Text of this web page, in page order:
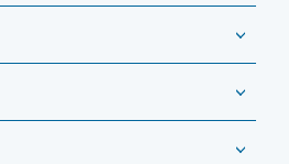
NF9LTA
N9LTA
N9LT
コール」